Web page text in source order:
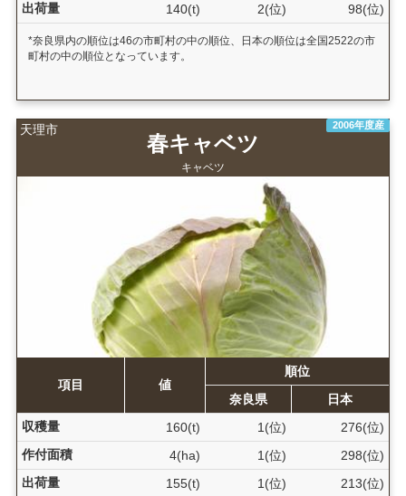
出荷量 140(t) 2(位) 98(位)
*奈良県内の順位は46の市町村の中の順位、日本の順位は全国2522の市
町村の中の順位となっています。
天理市 2006年度産
春キャベツ
キャベツ
項目 値
順位
奈良県
日本
収穫量
160(t) 1(位)
276(位)
作付面積
4(ha) 1(位)
298(位)
出荷量
155(t) 1(位) 213(位)